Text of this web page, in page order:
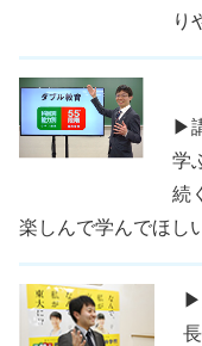
り
▶
学
続
楽しんで学んでほし
▶